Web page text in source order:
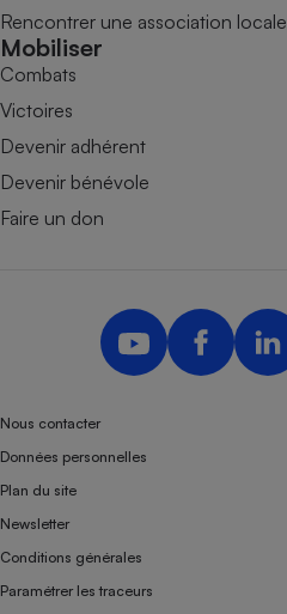
Rencontrer une association locale
Mobiliser
Combats
Victoires
Devenir adhérent
Devenir bénévole
Faire un don
Nous contacter
Données personnelles
Plan du site
Newsletter
Conditions générales
Paramétrer les traceurs